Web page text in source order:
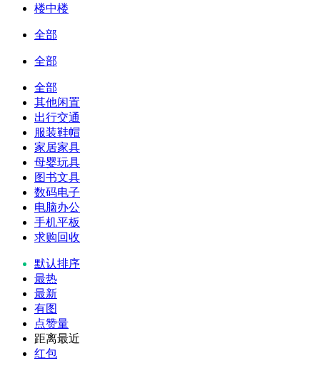
楼中楼
全部
全部
全部
其他闲置
出行交通
服装鞋帽
家居家具
母婴玩具
图书文具
数码电子
电脑办公
手机平板
求购回收
默认排序
最热
最新
有图
点赞量
距离最近
红包